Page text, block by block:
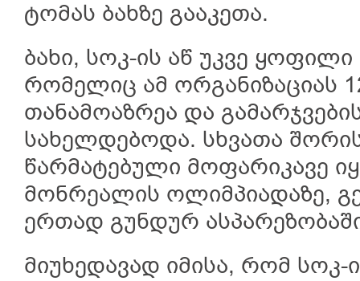
ტომას ბახზე გააკეთა.
ბახი, სოკ-ის აწ უკვე
რომელიც ამ ორგანიზაციას
თანამოაზრეა და
სახელდებოდა. სხვათა
წარმატებული მოფარიკავე
მონრეალის ოლიმპიადაზე,
ერთად გუნდურ
მიუხედავად იმისა, რომ სოკ-